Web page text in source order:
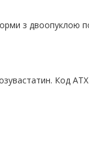
з двоопуклою
Код